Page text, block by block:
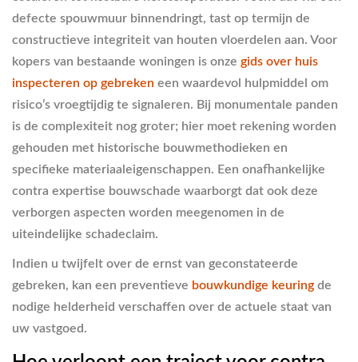
defecte spouwmuur binnendringt, tast op termijn de
constructieve integriteit van houten vloerdelen aan. Voor
kopers van bestaande woningen is onze gids over huis
inspecteren op gebreken een waardevol hulpmiddel om
risico’s vroegtijdig te signaleren. Bij monumentale panden
is de complexiteit nog groter; hier moet rekening worden
gehouden met historische bouwmethodieken en
specifieke materiaaleigenschappen. Een onafhankelijke
contra expertise bouwschade waarborgt dat ook deze
verborgen aspecten worden meegenomen in de
uiteindelijke schadeclaim.
Indien u twijfelt over de ernst van geconstateerde
gebreken, kan een preventieve bouwkundige keuring de
nodige helderheid verschaffen over de actuele staat van
uw vastgoed.